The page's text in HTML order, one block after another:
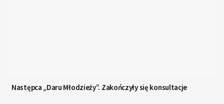
Następca „Daru Młodzieży”. Zakończyły się konsultacje